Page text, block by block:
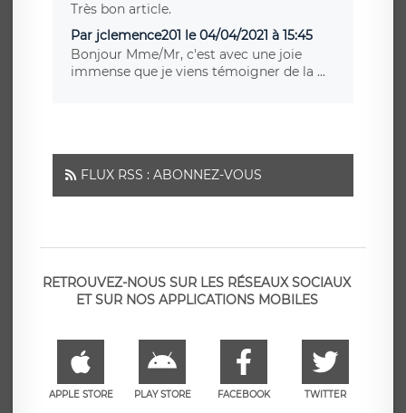
Très bon article.
Par jclemence201 le 04/04/2021 à 15:45
Bonjour Mme/Mr, c'est avec une joie
immense que je viens témoigner de la ...
FLUX RSS : ABONNEZ-VOUS
RETROUVEZ-NOUS SUR LES RÉSEAUX SOCIAUX
ET SUR NOS APPLICATIONS MOBILES
APPLE STORE PLAY STORE FACEBOOK TWITTER